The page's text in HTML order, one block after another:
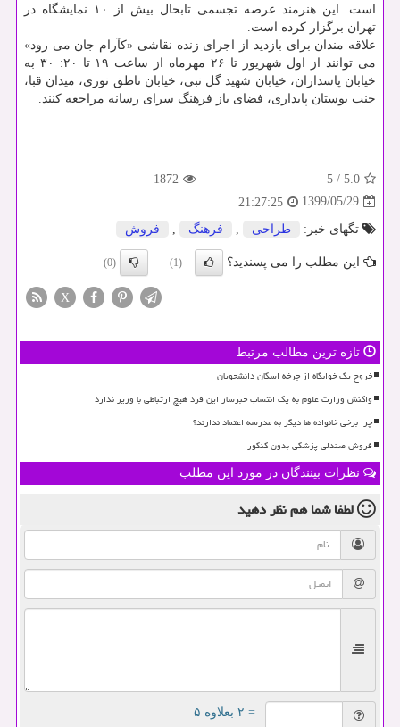
است. این هنرمند عرصه تجسمی تابحال بیش از ۱۰ نمایشگاه در
تهران برگزار کرده است.
علاقه مندان برای بازدید از اجرای زنده نقاشی «کآرام جان می رود»
می توانند از اول شهریور تا ۲۶ مهرماه از ساعت ۱۹ تا ۲۰: ۳۰ به
خیابان پاسداران، خیابان شهید گل نبی، خیابان ناطق نوری، میدان قبا،
جنب بوستان پایداری، فضای باز فرهنگ سرای رسانه مراجعه کنند.
5.0
/
5
1872
1399/05/29
21:27:25
تگهای خبر:
طراحی فرهنگ فروش
این مطلب را می پسندید؟ (1)
(0)
X
تازه ترین مطالب مرتبط
خروج یک خوابگاه از چرخه اسکان دانشجویان
واکنش وزارت علوم به یک انتساب خبرساز این فرد هیچ ارتباطی با وزیر ندارد
چرا برخی خانواده ها دیگر به مدرسه اعتماد ندارند؟
فروش صندلی پزشکی بدون کنکور
نظرات بینندگان در مورد این مطلب
لطفا شما همنظر دهید
= ۲ بعلاوه ۵